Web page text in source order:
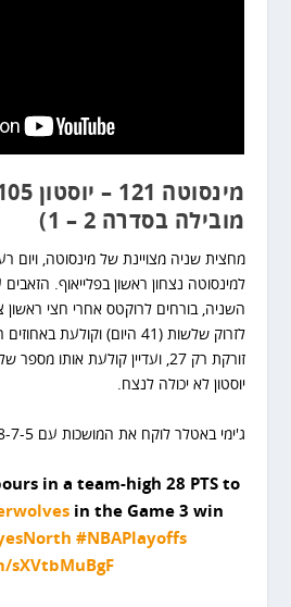
מובילה בסדרה 2 – 1)
מחצית שניה מצויינת של מינסוטה, ויום
השניה, בורחים לרוקטס אחרי חצי ראשון
יוסטון לא יכולה לנצח.
ג'ימי באטלר לוקח את המושכות עם 28-7-5
in a team-high 28 PTS to
in the Game 3 win
#NBAPlayoffs